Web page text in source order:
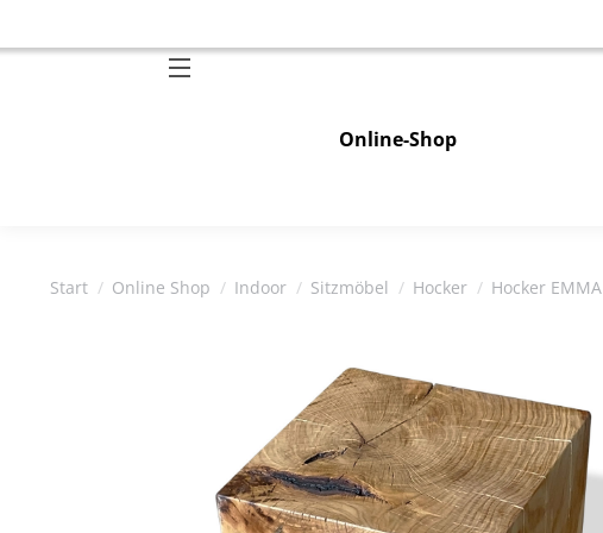
Online-Shop
Start Online Shop Indoor Sitzmöbel Hocker Hocker EMMA